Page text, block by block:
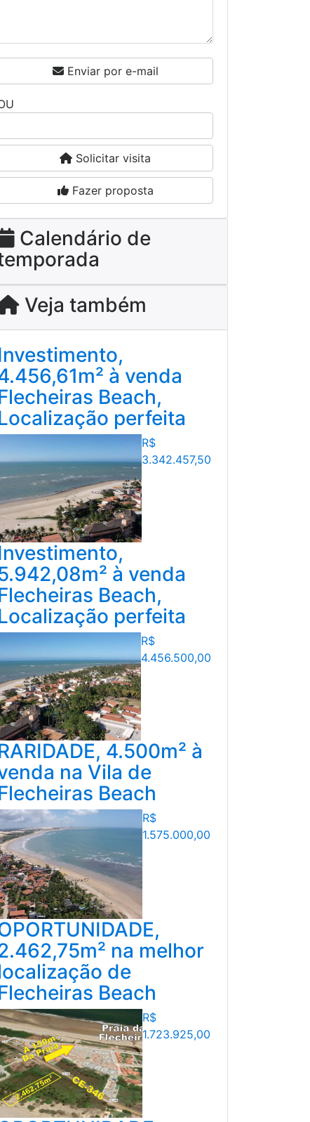
Enviar por e-mail
Solicitar visita
Fazer proposta
Calendário de
Veja também
à venda
Beach,
perfeita
R$
3.342.457,50
à venda
Beach,
perfeita
R$
4.456.500,00
4.500m² à
na Vila de
Beach
R$
1.575.000,00
na melhor
de
Beach
R$
1.723.925,00